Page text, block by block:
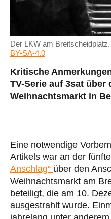
Der LKW am Breitscheidplatz.
BY-SA-4.0
Kritische
TV-Serie auf 3sat über
Weihnachtsmarkt in
Eine notwendige
Artikels war an der
Anschlag“ über den
Weihnachtsmarkt am
beteiligt, die am 10.
ausgestrahlt wurde.